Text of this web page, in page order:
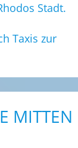
Stadt.
Taxis zur
MITTEN